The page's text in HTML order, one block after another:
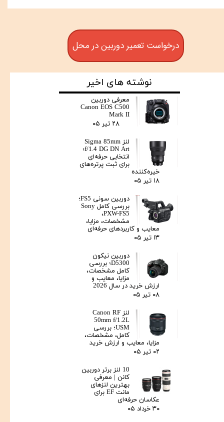
نوشته های اخیر
معرفی دوربین
Canon EOS C500
Mark II
۲۸ تیر ۰۵
لنز Sigma 85mm
f/1.4 DG DN Art؛
انتخابی حرفه‌ای
برای ثبت پرتره‌های
خیره‌کننده
۱۸ تیر ۰۵
دوربین سونی FS5؛
بررسی کامل Sony
PXW-FS5،
مشخصات، مزایا،
معایب و کاربردهای حرفه‌ای
۱۳ تیر ۰۵
دوربین نیکون
D5300؛ بررسی
کامل مشخصات،
مزایا، معایب و
ارزش خرید در سال 2026
۰۸ تیر ۰۵
لنز Canon RF
50mm f/1.2L
USM؛ بررسی
کامل، مشخصات،
مزایا، معایب و ارزش خرید
۰۲ تیر ۰۵
10 لنز برتر دوربین
کانن | معرفی
بهترین لنزهای
مانت EF برای
عکاسان حرفه‌ای
۳۰ خرداد ۰۵
درخواست تعمیر دوربین در محل